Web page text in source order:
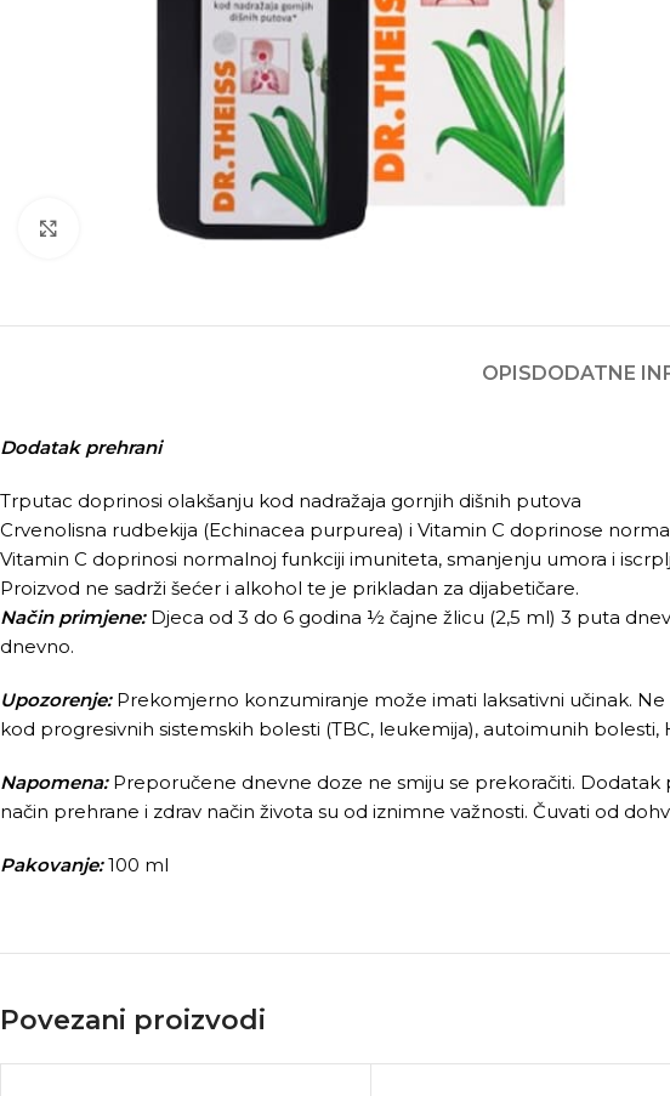
Kliknite za povećanje
OPISDODATNE
Dodatak prehrani
Trputac doprinosi olakšanju kod nadražaja gornjih dišnih putova
Crvenolisna rudbekija (Echinacea purpurea) i Vitamin C doprinose
Vitamin C doprinosi normalnoj funkciji imuniteta, smanjenju umora i
Proizvod ne sadrži šećer i alkohol te je prikladan za dijabetičare.
Način primjene:Djeca od 3 do 6 godina ½ čajne žlicu (2,5 ml) 3 puta
dnevno.
Upozorenje:Prekomjerno konzumiranje može imati laksativni učinak.
kod progresivnih sistemskih bolesti (TBC, leukemija), autoimunih
Napomena:Preporučene dnevne doze ne smiju se prekoračiti. Dodatak
način prehrane i zdrav način života su od iznimne važnosti. Čuvati od
Pakovanje:100 ml
Povezani proizvodi